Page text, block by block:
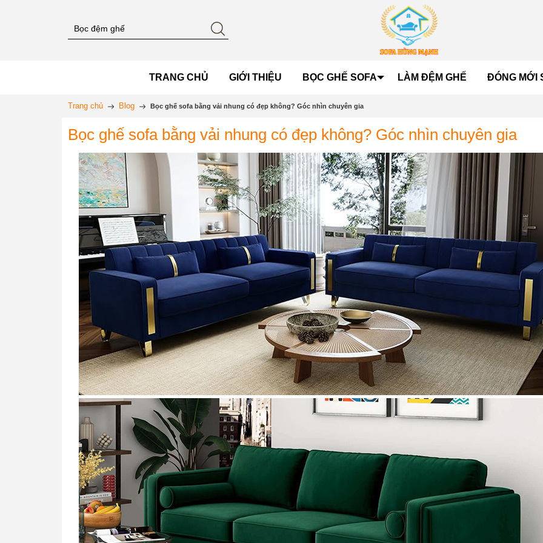
TRANG CHỦ GIỚI THIỆU BỌC GHẾ SOFA LÀM ĐỆM GHẾ ĐÓNG MỚI
Trang chủ Blog Bọc ghế sofa bằng vải nhung có đẹp không? Góc nhìn chuyên gia
Bọc ghế sofa bằng vải nhung có đẹp không? Góc nhìn chuyên gia